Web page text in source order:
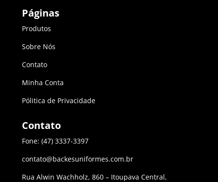
Páginas
Produtos
Sobre Nós
Contato
Minha Conta
Pólitica de Privacidade
Contato
Fone: (47) 3337-3397
contato@backesuniformes.com.br
Rua Alwin Wachholz, 860 – Itoupava Central,